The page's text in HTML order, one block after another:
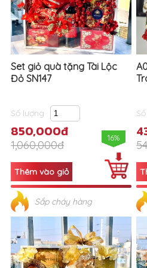
Set giỏ quà tặng Tài Lộc
Đỏ SN147
Số lượng
850,000đ
1,060,000đ
16%
Sắp cháy hàng